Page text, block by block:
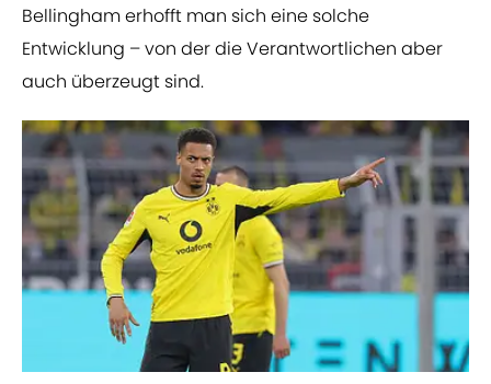
Bellingham erhofft man sich eine solche
Entwicklung – von der die Verantwortlichen aber
auch überzeugt sind.